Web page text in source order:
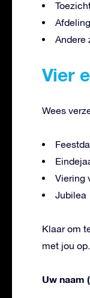
Andere
Vier
Wees
Viering
Jubilea
Klaar om
met jou
Uw naam